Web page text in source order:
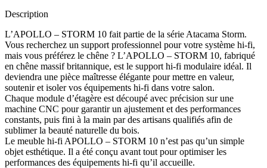
Description
L’APOLLO – STORM 10 fait partie de la série Atacama Storm.
Vous recherchez un support professionnel pour votre système hi-fi,
mais vous préférez le chêne ? L’APOLLO – STORM 10, fabriqué
en chêne massif britannique, est le support hi-fi modulaire idéal. Il
deviendra une pièce maîtresse élégante pour mettre en valeur,
soutenir et isoler vos équipements hi-fi dans votre salon.
Chaque module d’étagère est découpé avec précision sur une
machine CNC pour garantir un ajustement et des performances
constants, puis fini à la main par des artisans qualifiés afin de
sublimer la beauté naturelle du bois.
Le meuble hi-fi APOLLO – STORM 10 n’est pas qu’un simple
objet esthétique. Il a été conçu avant tout pour optimiser les
performances des équipements hi-fi qu’il accueille.